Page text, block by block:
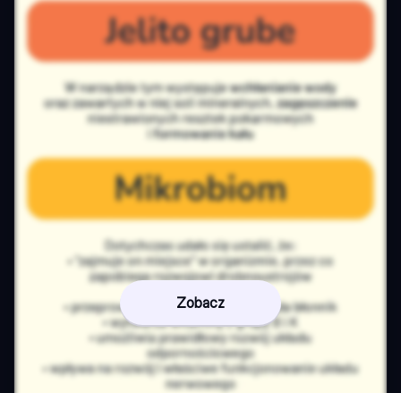
Zobacz